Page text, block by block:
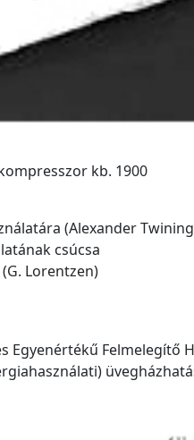
kb. 1900
(Alexander
csúcsa
Lorentzen)
Egyenértékű Felmelegítő